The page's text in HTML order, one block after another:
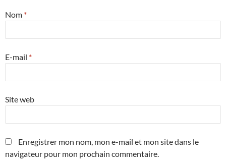
Nom *
E-mail *
Site web
Enregistrer mon nom, mon e-mail et mon site dans le
navigateur pour mon prochain commentaire.